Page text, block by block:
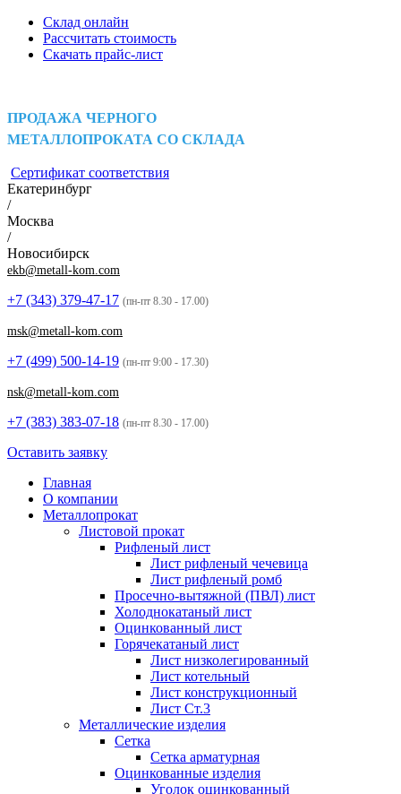
Склад онлайн
Рассчитать стоимость
Скачать прайс-лист
ПРОДАЖА ЧЕРНОГО
МЕТАЛЛОПРОКАТА СО СКЛАДА
Сертификат соответствия
Екатеринбург
/
Москва
/
Новосибирск
ekb@metall-kom.com
+7 (343) 379-47-17 (пн-пт 8.30 - 17.00)
msk@metall-kom.com
+7 (499) 500-14-19 (пн-пт 9:00 - 17.30)
nsk@metall-kom.com
+7 (383) 383-07-18 (пн-пт 8.30 - 17.00)
Оставить заявку
Главная
О компании
Металлопрокат
Листовой прокат
Рифленый лист
Лист рифленый чечевица
Лист рифленый ромб
Просечно-вытяжной (ПВЛ) лист
Холоднокатаный лист
Оцинкованный лист
Горячекатаный лист
Лист низколегированный
Лист котельный
Лист конструкционный
Лист Ст.3
Металлические изделия
Сетка
Сетка арматурная
Оцинкованные изделия
Уголок оцинкованный